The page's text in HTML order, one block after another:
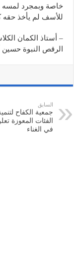
خاصة وبمجرد لمسه
للأسف لم يأخذ حقه
– أستاذ الكمان
الرقص النبوة
السابق
جمعية الكفاح
الفئات المعوزة
في الغناء